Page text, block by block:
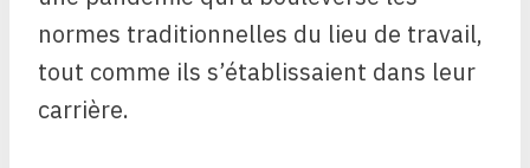
normes traditionnelles du lieu de travail,
tout comme ils s’établissaient dans leur
carrière.